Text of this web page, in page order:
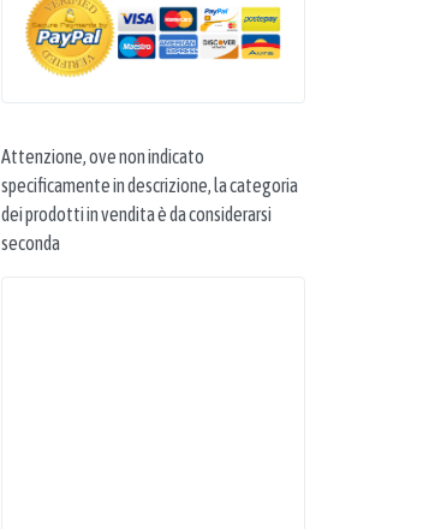
Attenzione, ove non indicato
specificamente in descrizione, la categoria
dei prodotti in vendita è da considerarsi
seconda